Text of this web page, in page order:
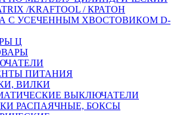
/KRAFTOOL / КРАТОН
С УСЕЧЕННЫМ ХВОСТОВИКОМ D-
Ц
ПИТАНИЯ
ВИЛКИ
ВЫКЛЮЧАТЕЛИ
РАСПАЯЧНЫЕ, БОКСЫ